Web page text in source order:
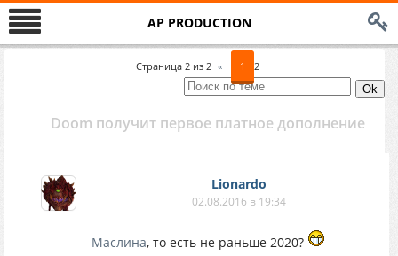
AP PRODUCTION
Страница 2 из 2 « 1 2
Doom получит первое платное дополнение
Lionardo
02.08.2016 в 19:34
Маслина, то есть не раньше 2020?